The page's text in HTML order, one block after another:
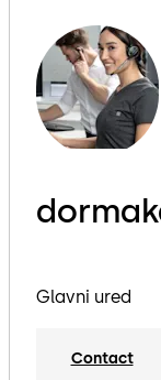
Glavni ured
Contact